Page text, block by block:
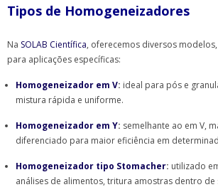
Tipos de Homogeneizadores
Na SOLAB Científica, oferecemos diversos
para aplicações específicas:
Homogeneizador em V: ideal para pós e
mistura rápida e uniforme.
Homogeneizador em Y: semelhante ao em V,
diferenciado para maior eficiência em
Homogeneizador tipo Stomacher: utilizado
análises de alimentos, tritura amostras dentro de